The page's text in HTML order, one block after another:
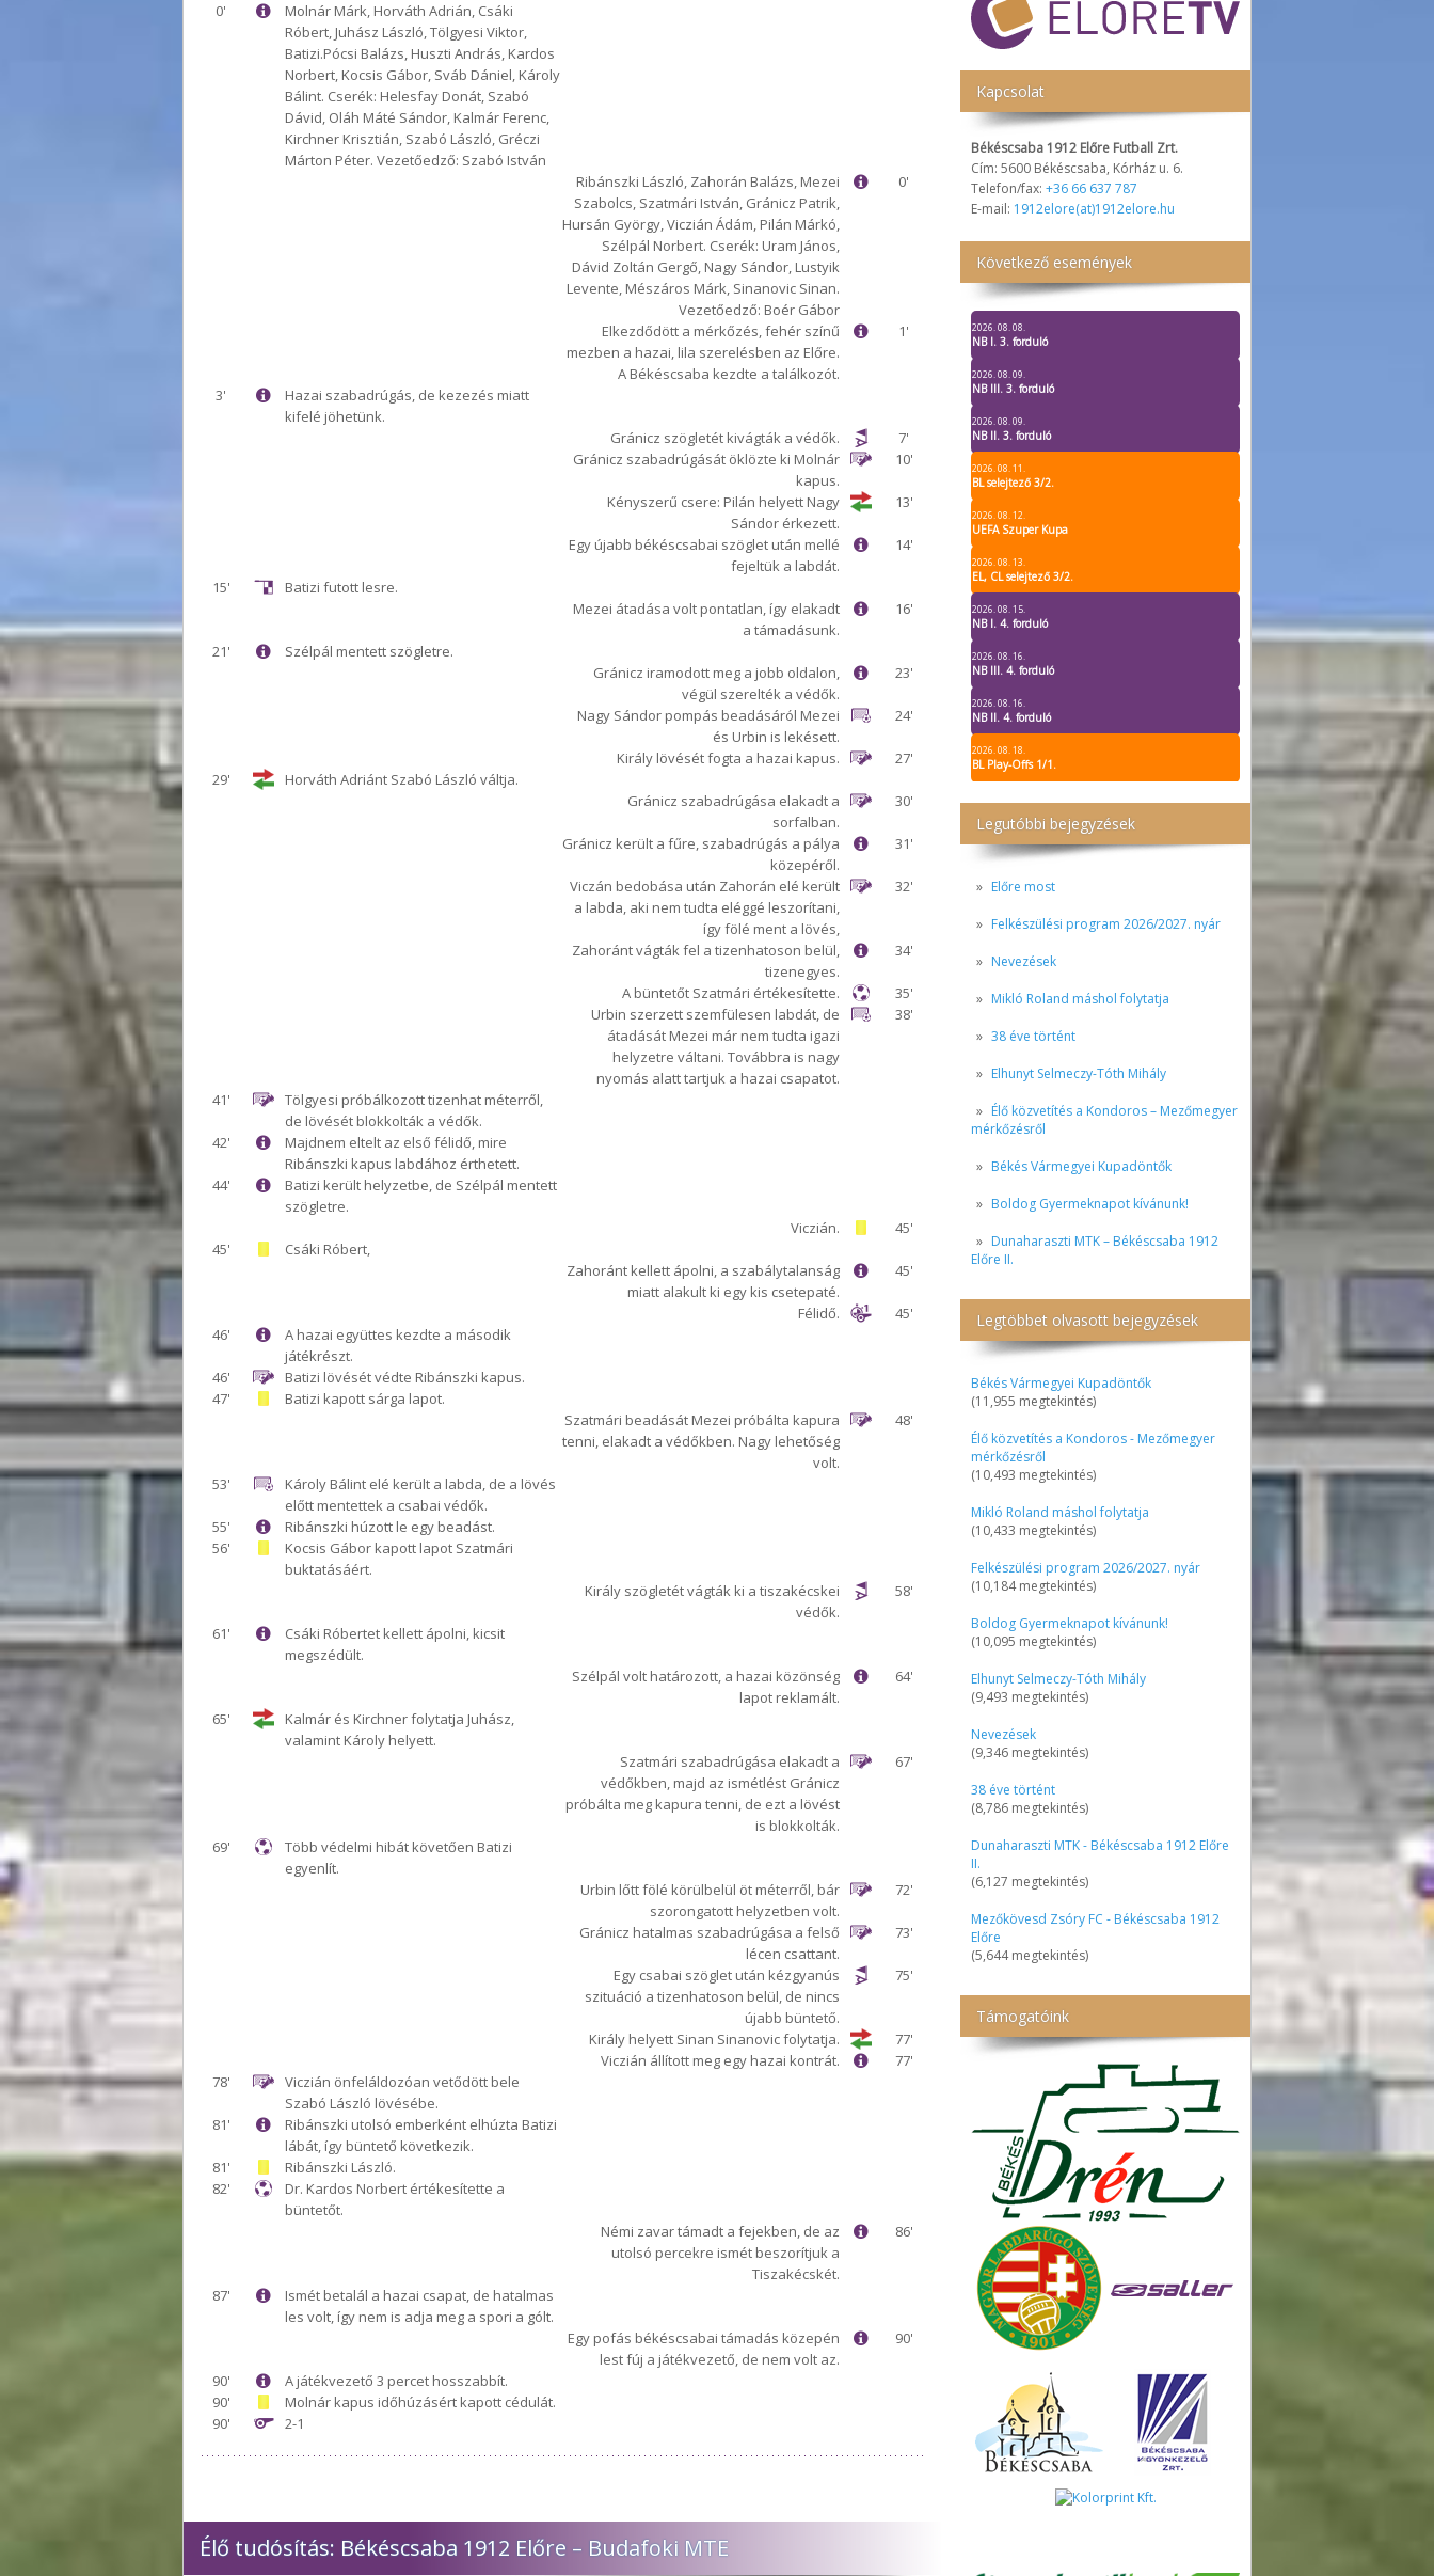
Kapcsolat
Békéscsaba 1912 Előre Futball Zrt.
Cím: 5600 Békéscsaba, Kórház u. 6.
Telefon/fax: +36 66 637 787
E-mail: 1912elore(at)1912elore.hu
Következő események
2026. 08. 08.
NB I. 3. forduló
2026. 08. 09.
NB III. 3. forduló
2026. 08. 09.
NB II. 3. forduló
2026. 08. 11.
BL selejtező 3/2.
2026. 08. 12.
UEFA Szuper Kupa
2026. 08. 13.
EL, CL selejtező 3/2.
2026. 08. 15.
NB I. 4. forduló
2026. 08. 16.
NB III. 4. forduló
2026. 08. 16.
NB II. 4. forduló
2026. 08. 18.
BL Play-Offs 1/1.
Legutóbbi bejegyzések
Előre most
Felkészülési program 2026/2027. nyár
Nevezések
Mikló Roland máshol folytatja
38 éve történt
Elhunyt Selmeczy-Tóth Mihály
Élő közvetítés a Kondoros – Mezőmegyer
mérkőzésről
Békés Vármegyei Kupadöntők
Boldog Gyermeknapot kívánunk!
Dunaharaszti MTK – Békéscsaba 1912
Előre II.
Legtöbbet olvasott bejegyzések
Békés Vármegyei Kupadöntők
(11,955 megtekintés)
Élő közvetítés a Kondoros - Mezőmegyer
mérkőzésről
(10,493 megtekintés)
Mikló Roland máshol folytatja
(10,433 megtekintés)
Felkészülési program 2026/2027. nyár
(10,184 megtekintés)
Boldog Gyermeknapot kívánunk!
(10,095 megtekintés)
Elhunyt Selmeczy-Tóth Mihály
(9,493 megtekintés)
Nevezések
(9,346 megtekintés)
38 éve történt
(8,786 megtekintés)
Dunaharaszti MTK - Békéscsaba 1912 Előre
II.
(6,127 megtekintés)
Mezőkövesd Zsóry FC - Békéscsaba 1912
Előre
(5,644 megtekintés)
Támogatóink
0'
Molnár Márk, Horváth Adrián, Csáki
Róbert, Juhász László, Tölgyesi Viktor,
Batizi.Pócsi Balázs, Huszti András, Kardos
Norbert, Kocsis Gábor, Sváb Dániel, Károly
Bálint. Cserék: Helesfay Donát, Szabó
Dávid, Oláh Máté Sándor, Kalmár Ferenc,
Kirchner Krisztián, Szabó László, Gréczi
Márton Péter. Vezetőedző: Szabó István
0'
Ribánszki László, Zahorán Balázs, Mezei
Szabolcs, Szatmári István, Gránicz Patrik,
Hursán György, Viczián Ádám, Pilán Márkó,
Szélpál Norbert. Cserék: Uram János,
Dávid Zoltán Gergő, Nagy Sándor, Lustyik
Levente, Mészáros Márk, Sinanovic Sinan.
Vezetőedző: Boér Gábor
1'
Elkezdődött a mérkőzés, fehér színű
mezben a hazai, lila szerelésben az Előre.
A Békéscsaba kezdte a találkozót.
3'
Hazai szabadrúgás, de kezezés miatt
kifelé jöhetünk.
7'
Gránicz szögletét kivágták a védők.
10'
Gránicz szabadrúgását öklözte ki Molnár
kapus.
13'
Kényszerű csere: Pilán helyett Nagy
Sándor érkezett.
14'
Egy újabb békéscsabai szöglet után mellé
fejeltük a labdát.
15'
Batizi futott lesre.
16'
Mezei átadása volt pontatlan, így elakadt
a támadásunk.
21'
Szélpál mentett szögletre.
23'
Gránicz iramodott meg a jobb oldalon,
végül szerelték a védők.
24'
Nagy Sándor pompás beadásáról Mezei
és Urbin is lekésett.
27'
Király lövését fogta a hazai kapus.
29'
Horváth Adriánt Szabó László váltja.
30'
Gránicz szabadrúgása elakadt a
sorfalban.
31'
Gránicz került a fűre, szabadrúgás a pálya
közepéről.
32'
Viczán bedobása után Zahorán elé került
a labda, aki nem tudta eléggé leszorítani,
így fölé ment a lövés,
34'
Zahoránt vágták fel a tizenhatoson belül,
tizenegyes.
35'
A büntetőt Szatmári értékesítette.
38'
Urbin szerzett szemfülesen labdát, de
átadását Mezei már nem tudta igazi
helyzetre váltani. Továbbra is nagy
nyomás alatt tartjuk a hazai csapatot.
41'
Tölgyesi próbálkozott tizenhat méterről,
de lövését blokkolták a védők.
42'
Majdnem eltelt az első félidő, mire
Ribánszki kapus labdához érthetett.
44'
Batizi került helyzetbe, de Szélpál mentett
szögletre.
45'
Viczián.
45'
Csáki Róbert,
45'
Zahoránt kellett ápolni, a szabálytalanság
miatt alakult ki egy kis csetepaté.
45'
Félidő.
46'
A hazai együttes kezdte a második
játékrészt.
46'
Batizi lövését védte Ribánszki kapus.
47'
Batizi kapott sárga lapot.
48'
Szatmári beadását Mezei próbálta kapura
tenni, elakadt a védőkben. Nagy lehetőség
volt.
53'
Károly Bálint elé került a labda, de a lövés
előtt mentettek a csabai védők.
55'
Ribánszki húzott le egy beadást.
56'
Kocsis Gábor kapott lapot Szatmári
buktatásáért.
58'
Király szögletét vágták ki a tiszakécskei
védők.
61'
Csáki Róbertet kellett ápolni, kicsit
megszédült.
64'
Szélpál volt határozott, a hazai közönség
lapot reklamált.
65'
Kalmár és Kirchner folytatja Juhász,
valamint Károly helyett.
67'
Szatmári szabadrúgása elakadt a
védőkben, majd az ismétlést Gránicz
próbálta meg kapura tenni, de ezt a lövést
is blokkolták.
69'
Több védelmi hibát követően Batizi
egyenlít.
72'
Urbin lőtt fölé körülbelül öt méterről, bár
szorongatott helyzetben volt.
73'
Gránicz hatalmas szabadrúgása a felső
lécen csattant.
75'
Egy csabai szöglet után kézgyanús
szituáció a tizenhatoson belül, de nincs
újabb büntető.
77'
Király helyett Sinan Sinanovic folytatja.
77'
Viczián állított meg egy hazai kontrát.
78'
Viczián önfeláldozóan vetődött bele
Szabó László lövésébe.
81'
Ribánszki utolsó emberként elhúzta Batizi
lábát, így büntető következik.
81'
Ribánszki László.
82'
Dr. Kardos Norbert értékesítette a
büntetőt.
86'
Némi zavar támadt a fejekben, de az
utolsó percekre ismét beszorítjuk a
Tiszakécskét.
87'
Ismét betalál a hazai csapat, de hatalmas
les volt, így nem is adja meg a spori a gólt.
90'
Egy pofás békéscsabai támadás közepén
lest fúj a játékvezető, de nem volt az.
90'
A játékvezető 3 percet hosszabbít.
90'
Molnár kapus időhúzásért kapott cédulát.
90'
2-1
Élő tudósítás: Békéscsaba 1912 Előre – Budafoki MTE